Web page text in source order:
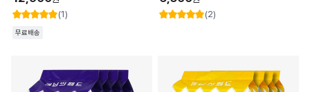
(1)
무료배송
(2)